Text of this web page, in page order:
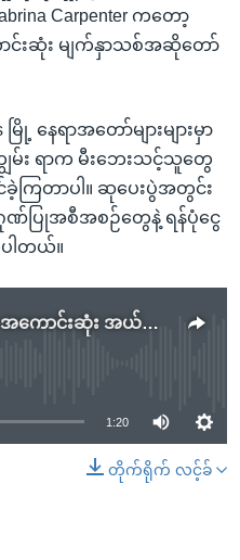
Carpenter ကတော့
ောင်းဆုံး မျက်နှာသစ်အဆိုတော်
နေရာအတော်များများမှာ
မ်း ရာက မီးဘေးသင့်သူတွေ
ကြတာပါ။ ဆုပေးပွဲအတွင်း
ပြုအစီအစဉ်တွေနဲ့ ရန်ပုံငွေ
ါတယ်။
ဂရမ်မီဆုပေးပွဲမှာ တနှစ်တာ အကောင်းဆုံး အယ်လ်ဘမ်ဆု Beyoncé ရရှိ
available
1:20
တိုက်ရိုက် လင့်ခ်